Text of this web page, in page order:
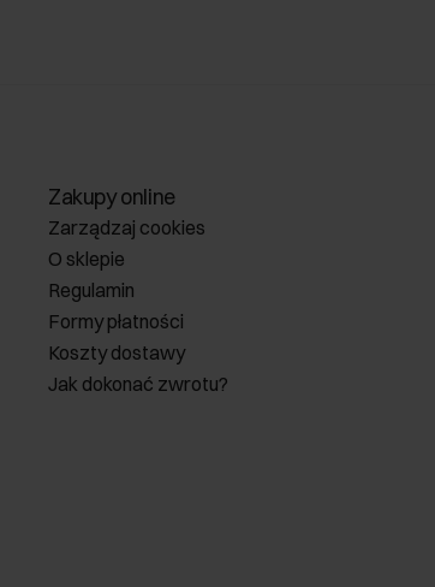
Zakupy online
Zarządzaj cookies
O sklepie
Regulamin
Formy płatności
Koszty dostawy
Jak dokonać zwrotu?